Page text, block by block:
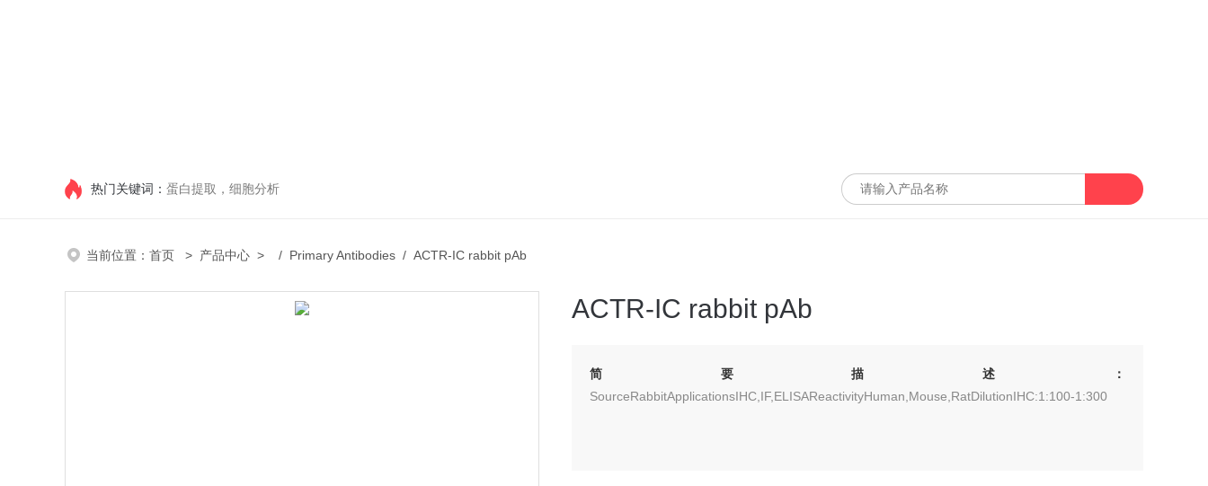
热门关键词： 蛋白提取，细胞分析
当前位置： 首页 > 产品中心 > / Primary Antibodies / ACTR-IC rabbit pAb
ACTR-IC rabbit pAb
简要描述：
SourceRabbitApplicationsIHC,IF,ELISAReactivityHuman,Mouse,RatDilutionIHC:1:100-1:300